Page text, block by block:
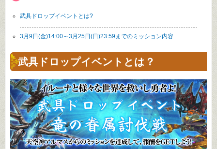
武具ドロップイベントとは?
3月9日(金)14:00～3月25日(日)23:59までのミッション内容
武具ドロップイベントとは？